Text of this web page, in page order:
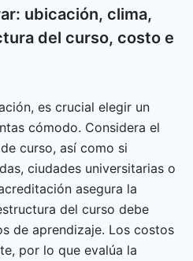
ubicación, clima,
del curso, costo e
es crucial elegir un
cómodo. Considera el
curso, así como si
ciudades universitarias o
asegura la
del curso debe
de aprendizaje. Los costos
por lo que evalúa la